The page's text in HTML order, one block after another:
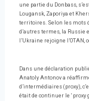
une partie du Donbass,
Lougansk, Zaporiya et
territoires. Selon les mots
d’autres termes, la Russie
l’Ukraine rejoigne l’OTAN,
Dans une déclaration
Anatoly Antonov a
d’intermédiaires (proxy),
était de continuer le ‘